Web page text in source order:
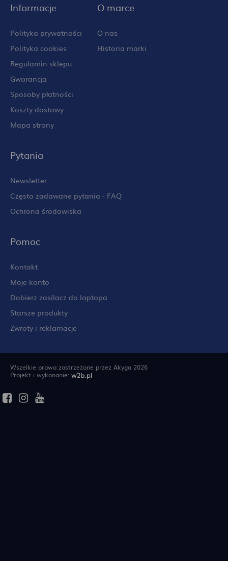
Informacje
Polityka prywatności
Polityka cookies
Regulamin sklepu
Gwarancja
Sposoby płatności
Koszty dostawy
Mapa strony
O marce
O nas
Historia marki
Pytania
Newsletter
Często zadawane pytania - FAQ
Ochrona środowiska
Pomoc
Kontakt
Moje konto
Dobierz zasilacz do laptopa
Starsze produkty
Zwroty i reklamacje
Wszelkie prawa zastrzeżone przez Akyga 2026
Projekt i wykonanie: